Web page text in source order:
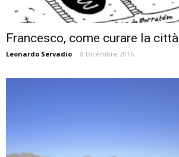
Francesco, come curare la città
Leonardo Servadio - 8 Dicembre 2016